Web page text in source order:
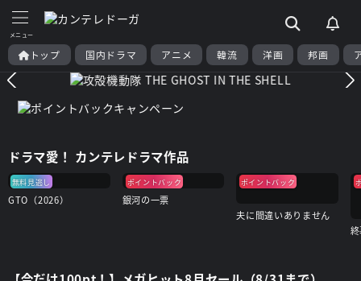
トップ 国内ドラマ アニメ 韓流 洋画 邦画
ドラマ愛！ カンテレドラマ作品
無料見逃し
GTO（2026）
ポイントバック
銀河の一票
ポイントバック
夫に間違いありません